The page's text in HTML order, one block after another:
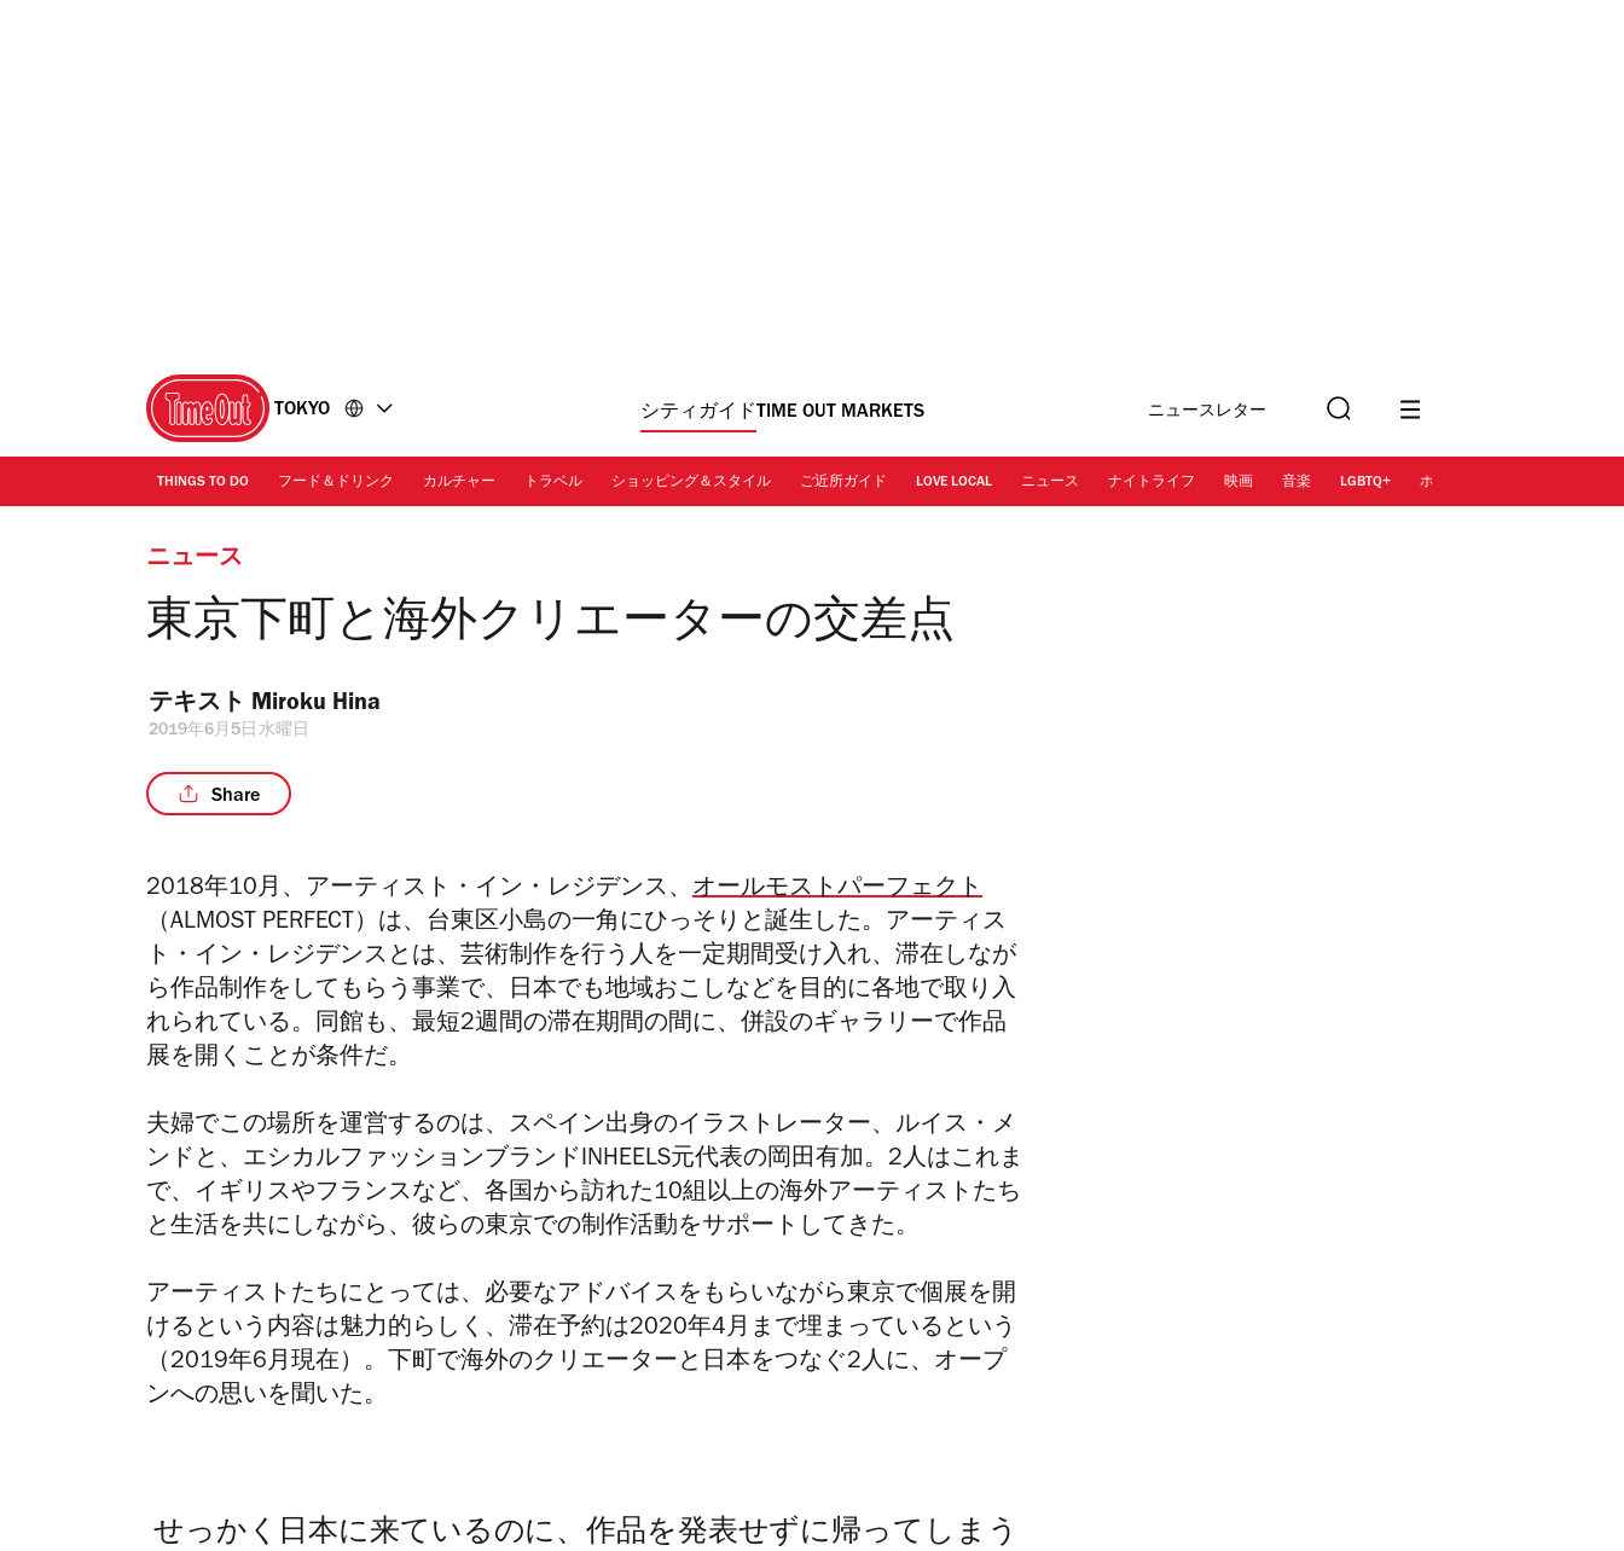
TOKYO シティガイド TIME OUT MARKETS ニュースレター
に登録
索
THINGS TO DO フード＆ドリンク カルチャー トラベル ショッピング＆スタイル ご近所ガイド LOVE LOCAL ニュース ナイトライフ 映画 音楽 LGBTQ+ ホテル
ニュース
東京下町と海外クリエーターの交差点
テキスト Miroku Hina
2019年6月5日水曜日
Share
2018年10月、アーティスト・イン・レジデンス、 オールモストパーフェクト
（ALMOST PERFECT ）は、台東区小島の一角にひっそりと誕生した。
アーティス
ト
・イン・レジデンスとは、芸術制作を行う人を一定期間受け入れ、滞在しなが
ら作品制作をしてもらう事業で、日本でも地域おこしなどを目的に各地で取り入
れられている。同館も、最短2週間の滞在期間の間に、併設のギャラリーで作品
展を開くことが条件だ。
夫婦でこの場所を運営するのは、スペイン出身のイラストレーター、ルイス・メ
ンドと、エシカルファッションブランド INHEELS元代表の岡田有加。 2人はこれま
で、イギリスやフランスなど、各国から訪れた10組以上の海外アーティストたち
と生活を共にしながら、彼らの東京での制作活動をサポートしてきた。
アーティストたちにとっては、必要なアドバイスをもらいながら東京で個展を開
けるという内容は魅力的らしく、滞在予約は2020年4月まで埋まっているという
（ 2019年6月現在）。下町で海外のクリエーターと日本をつなぐ2人に、オープ
ンへの思いを聞いた。
せっかく日本に来ているのに、作品を発表せずに帰ってしまう